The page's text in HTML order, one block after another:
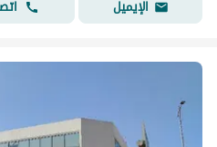
الإيميل